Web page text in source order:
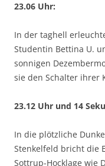
23.06 Uhr:
In der taghell
Studentin Bettina U.
sonnigen
sie den Schalter ihrer
23.12 Uhr und 14
In die plötzliche
Stenkelfeld bricht die
Sottrup-Hocklage wie